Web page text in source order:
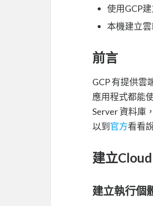
使用GCP
本機建立
前言
GCP 有提供雲
應用程式都能
Server 資料庫
以到官方看看
建立
建立執行個